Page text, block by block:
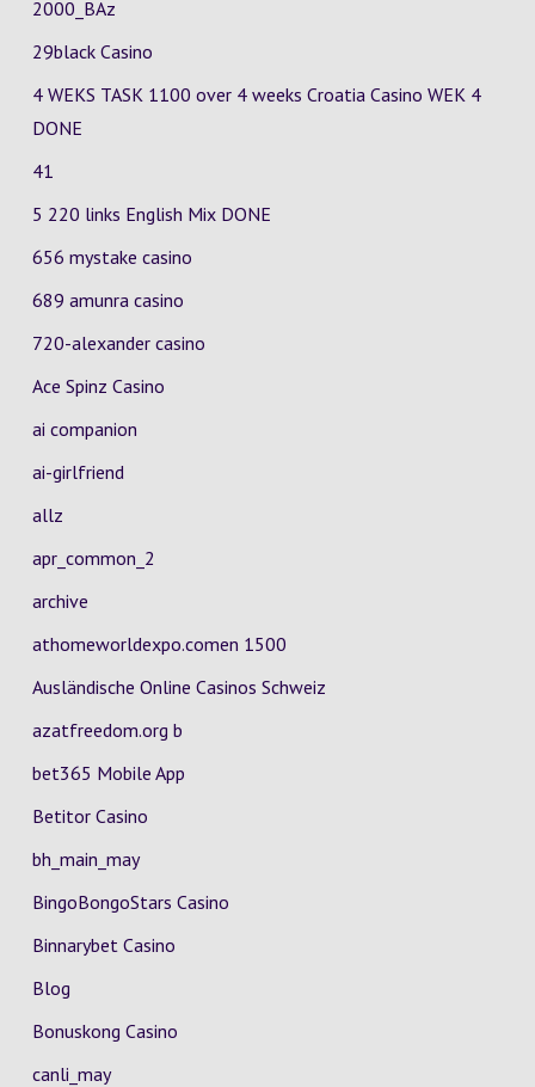
2000_BAz
29black Casino
4 WEKS TASK 1100 over 4 weeks Croatia Casino WEK 4
DONE
41
5 220 links English Mix DONE
656 mystake casino
689 amunra casino
720-alexander casino
Ace Spinz Casino
ai companion
ai-girlfriend
allz
apr_common_2
archive
athomeworldexpo.comen 1500
Ausländische Online Casinos Schweiz
azatfreedom.org b
bet365 Mobile App
Betitor Casino
bh_main_may
BingoBongoStars Casino
Binnarybet Casino
Blog
Bonuskong Casino
canli_may